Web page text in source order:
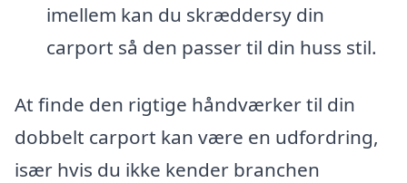
imellem kan du skræddersy din
carport så den passer til din huss stil.
At finde den rigtige håndværker til din
dobbelt carport kan være en udfordring,
især hvis du ikke kender branchen